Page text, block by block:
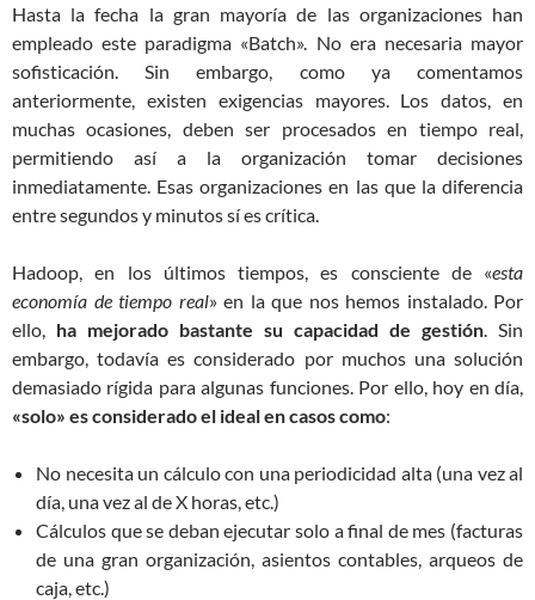
Hasta la fecha la gran mayoría de las organizaciones han
empleado este paradigma «Batch». No era necesaria mayor
sofisticación. Sin embargo, como ya comentamos
anteriormente, existen exigencias mayores. Los datos, en
muchas ocasiones, deben ser procesados en tiempo real,
permitiendo así a la organización tomar decisiones
inmediatamente. Esas organizaciones en las que la diferencia
entre segundos y minutos sí es crítica.
Hadoop, en los últimos tiempos, es consciente de «esta
economía de tiempo real» en la que nos hemos instalado. Por
ello, ha mejorado bastante su capacidad de gestión . Sin
embargo, todavía es considerado por muchos una solución
demasiado rígida para algunas funciones. Por ello, hoy en día,
«solo» es considerado el ideal en casos como:
No necesita un cálculo con una periodicidad alta (una vez al
día, una vez al de X horas, etc.)
Cálculos que se deban ejecutar solo a final de mes (facturas
de una gran organización, asientos contables, arqueos de
caja, etc.)